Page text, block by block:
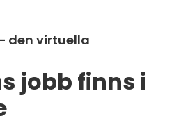
den virtuella
jobb finns i